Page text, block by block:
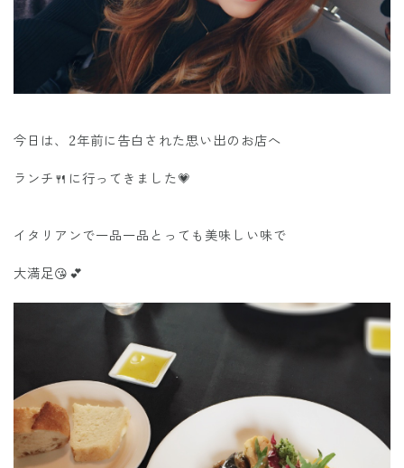
今日は、2年前に告白された思い出のお店へ
ランチ🍴に行ってきました💗
イタリアンで一品一品とっても美味しい味で
大満足😘💕